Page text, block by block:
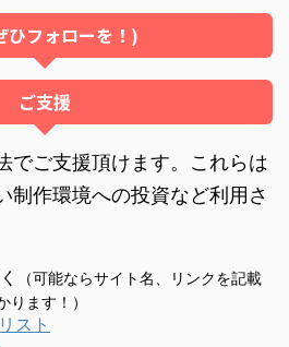
ひフォローを！)
ご支援
でご支援頂けます。これらは
制作環境への投資など利用さ
（可能ならサイト名、リンクを記載
ります！）
スト